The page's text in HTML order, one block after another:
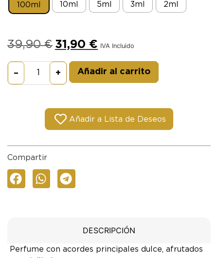
100ml 10ml 5ml 3ml 2ml
39,90€ 31,90 € IVA Incluido
– + Añadir al carrito
Añadir a Lista de Deseos
Compartir
DESCRIPCIÓN
Perfume con acordes principales dulce, afrutados